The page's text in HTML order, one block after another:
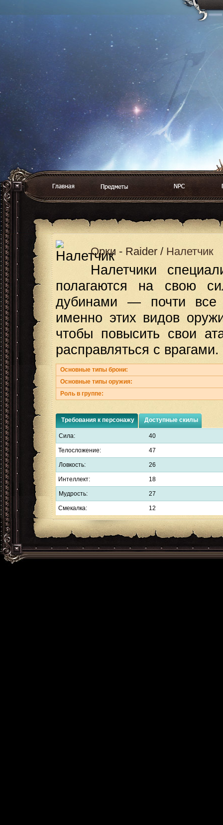
Орки - Raider / Налетчик
Налетчики
полагаются на свою
дубинами — почти все
именно этих видов
чтобы повысить свои
расправляться с врагами.
Основные типы брони:
Основные типы оружия:
Роль в группе:
Требования к персонажу Доступные скилы
Сила: 40
Телосложение: 47
Ловкость: 26
Интеллект: 18
Мудрость: 27
Смекалка: 12